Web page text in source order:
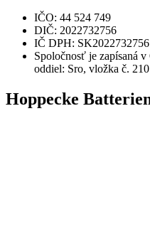
IČO: 44 524 749
DIČ: 2022732756
IČ DPH: SK2022732756
Spoločnosť je zapísaná
oddiel: Sro, vložka č.
Hoppecke